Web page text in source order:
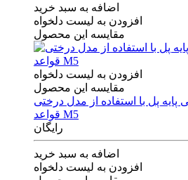
اضافه به سبد خرید
افزودن به لیست دلخواه
مقایسه این محصول
افزودن به لیست دلخواه
مقایسه این محصول
پل با استفاده از مدل درختی
قواعد M5
رایگان
اضافه به سبد خرید
افزودن به لیست دلخواه